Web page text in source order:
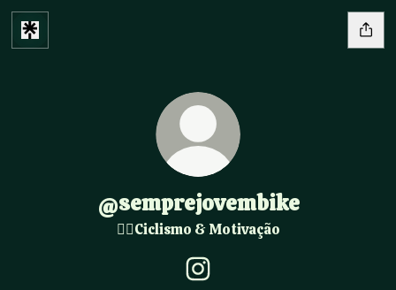
@semprejovembike
🚴‍♂️Ciclismo & Motivação